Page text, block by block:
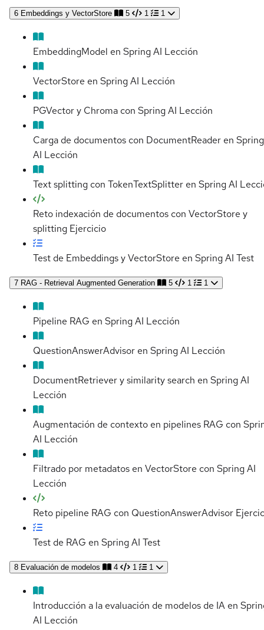
6 Embeddings y VectorStore 5 1 1
EmbeddingModel en Spring AI Lección
VectorStore en Spring AI Lección
PGVector y Chroma con Spring AI Lección
Carga de documentos con DocumentReader en Spring
AI Lección
Text splitting con TokenTextSplitter en Spring AI
Reto indexación de documentos con VectorStore y
splitting Ejercicio
Test de Embeddings y VectorStore en Spring AI Test
7 RAG - Retrieval Augmented Generation 5 1 1
Pipeline RAG en Spring AI Lección
QuestionAnswerAdvisor en Spring AI Lección
DocumentRetriever y similarity search en Spring AI
Lección
Augmentación de contexto en pipelines RAG con
AI Lección
Filtrado por metadatos en VectorStore con Spring AI
Lección
Reto pipeline RAG con QuestionAnswerAdvisor
Test de RAG en Spring AI Test
8 Evaluación de modelos 4 1 1
Introducción a la evaluación de modelos de IA en
AI Lección